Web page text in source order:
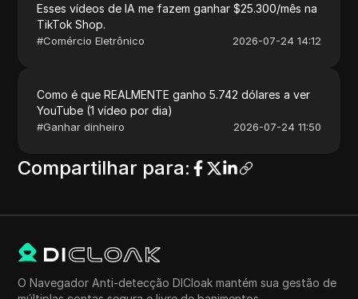
Esses vídeos de IA me fazem ganhar $25.300/mês na
TikTok Shop.
#Comércio Eletrônico 2026-07-24 14:12
Como é que REALMENTE ganho 5.742 dólares a ver
YouTube (1 vídeo por dia)
#Ganhar dinheiro 2026-07-24 11:50
Compartilhar para:
O Navegador Anti-detecção DICloak mantém sua gestão de